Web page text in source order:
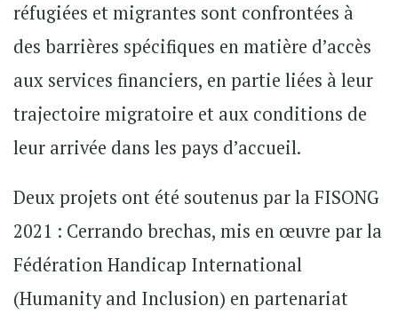
réfugiées et migrantes sont confrontées à
des barrières spécifiques en matière d’accès
aux services financiers, en partie liées à leur
trajectoire migratoire et aux conditions de
leur arrivée dans les pays d’accueil.
Deux projets ont été soutenus par la FISONG
2021 : Cerrando brechas, mis en œuvre par la
Fédération Handicap International
(Humanity and Inclusion) en partenariat